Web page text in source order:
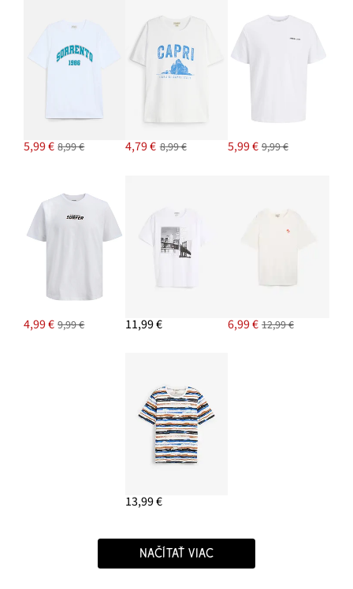
5,99 € 8,99 € 4,79 € 8,99 € 5,99 € 9,99 €
4,99 € 9,99 € 11,99 € 6,99 € 12,99 €
13,99 €
NAČÍTAŤ VIAC